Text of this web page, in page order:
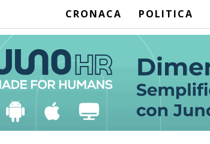
CRONACA POLITICA